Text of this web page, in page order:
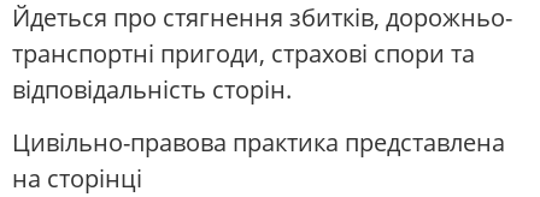
Йдеться про стягнення збитків, дорожньо-
транспортні пригоди, страхові спори та
відповідальність сторін.
Цивільно-правова практика представлена
на сторінці